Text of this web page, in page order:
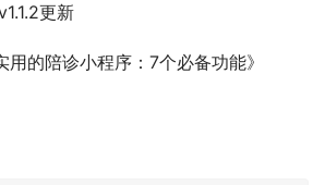
更新
用的陪诊小程序：7个必备功能》